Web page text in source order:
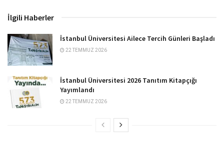
İlgili Haberler
İstanbul Üniversitesi Ailece Tercih Günleri Başladı
22 TEMMUZ 2026
İstanbul Üniversitesi 2026 Tanıtım Kitapçığı
Yayımlandı
22 TEMMUZ 2026